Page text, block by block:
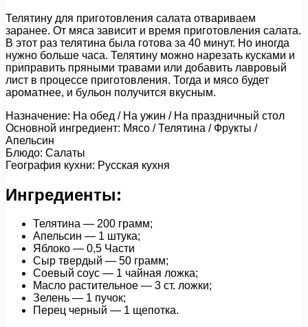
Телятину для приготовления салата отвариваем
заранее. От мяса зависит и время приготовления салата.
В этот раз телятина была готова за 40 минут. Но иногда
нужно больше часа. Телятину можно нарезать кусками и
приправить пряными травами или добавить лавровый
лист в процессе приготовления. Тогда и мясо будет
ароматнее, и бульон получится вкусным.
Назначение: На обед / На ужин / На праздничный стол
Основной ингредиент: Мясо / Телятина / Фрукты /
Апельсин
Блюдо: Салаты
География кухни: Русская кухня
Ингредиенты:
Телятина — 200 грамм;
Апельсин — 1 штука;
Яблоко — 0,5 Части
Сыр твердый — 50 грамм;
Соевый соус — 1 чайная ложка;
Масло растительное — 3 ст. ложки;
Зелень — 1 пучок;
Перец черный — 1 щепотка.